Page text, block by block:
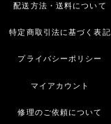
配送方法・送料について
特定商取引法に基づく表記
プライバシーポリシー
マイアカウント
修理のご依頼について